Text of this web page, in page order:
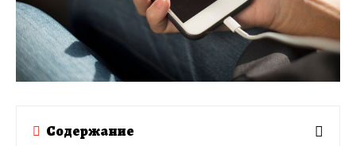
Содержание